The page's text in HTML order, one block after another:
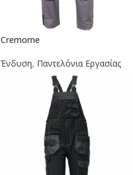
Cremorne
Ένδυση, Παντελόνια Εργασίας